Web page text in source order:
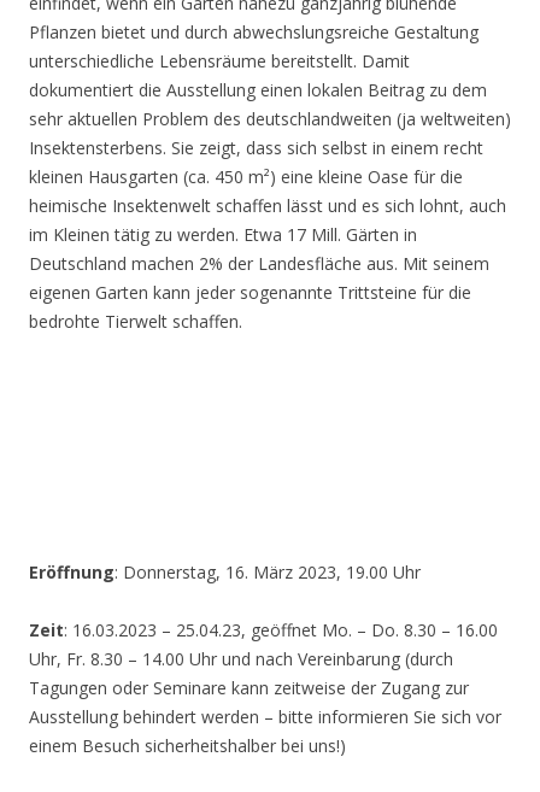
Pflanzen bietet und durch abwechslungsreiche Gestaltung
unterschiedliche Lebensräume bereitstellt. Damit
dokumentiert die Ausstellung einen lokalen Beitrag zu dem
sehr aktuellen Problem des deutschlandweiten (ja weltweiten)
Insektensterbens. Sie zeigt, dass sich selbst in einem recht
kleinen Hausgarten (ca. 450 m²) eine kleine Oase für die
heimische Insektenwelt schaffen lässt und es sich lohnt, auch
im Kleinen tätig zu werden. Etwa 17 Mill. Gärten in
Deutschland machen 2% der Landesfläche aus. Mit seinem
eigenen Garten kann jeder sogenannte Trittsteine für die
bedrohte Tierwelt schaffen.
Eröffnung: Donnerstag, 16. März 2023, 19.00 Uhr
Zeit: 16.03.2023 – 25.04.23, geöffnet Mo. – Do. 8.30 – 16.00
Uhr, Fr. 8.30 – 14.00 Uhr und nach Vereinbarung (durch
Tagungen oder Seminare kann zeitweise der Zugang zur
Ausstellung behindert werden – bitte informieren Sie sich vor
einem Besuch sicherheitshalber bei uns!)